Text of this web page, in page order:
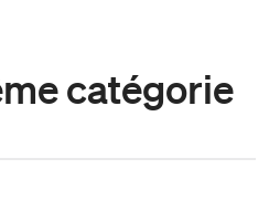
catégorie